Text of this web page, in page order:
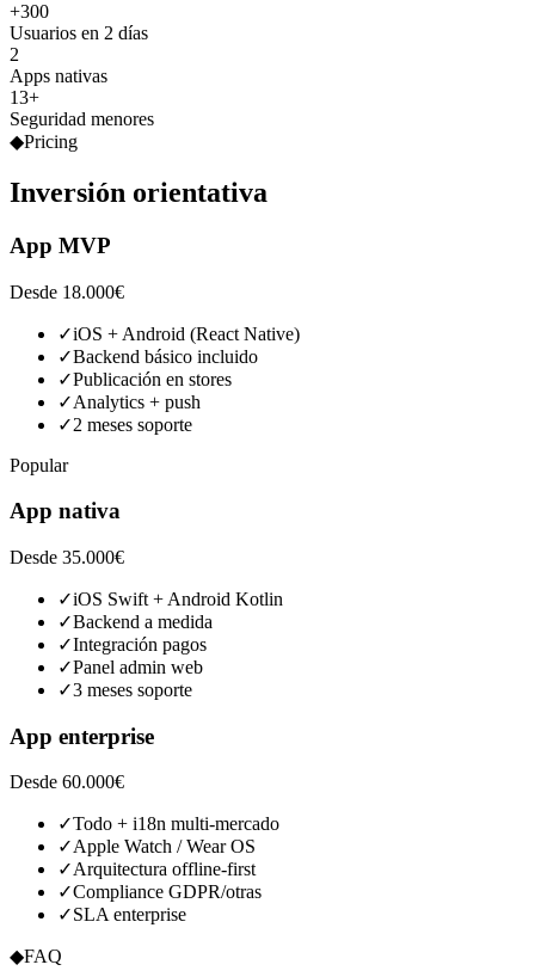
+300
Usuarios en 2 días
2
Apps nativas
13+
Seguridad menores
◆Pricing
Inversión orientativa
App MVP
Desde 18.000€
✓iOS + Android (React Native)
✓Backend básico incluido
✓Publicación en stores
✓Analytics + push
✓2 meses soporte
Popular
App nativa
Desde 35.000€
✓iOS Swift + Android Kotlin
✓Backend a medida
✓Integración pagos
✓Panel admin web
✓3 meses soporte
App enterprise
Desde 60.000€
✓Todo + i18n multi-mercado
✓Apple Watch / Wear OS
✓Arquitectura offline-first
✓Compliance GDPR/otras
✓SLA enterprise
◆FAQ